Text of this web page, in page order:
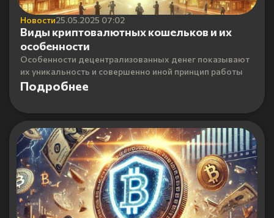
Новости25.05.2025 07:02
Виды криптовалютных кошельков и их
особенности
Особенности децентрализованных денег показывают
их уникальность и совершенно иной принцип работы
Подробнее